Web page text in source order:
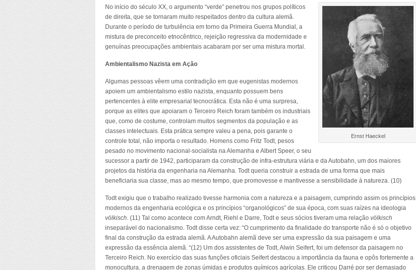
Ernst Haeckel
No início do século XX, o argumento “verde” penetrou nos grupos políticos
de direita, que se tornaram muito respeitados dentro da cultura alemã.
Durante o período de turbulência em torno da Primeira Guerra Mundial, a
mistura de preconceito etnocêntrico, rejeição regressiva da modernidade e
genuínas preocupações ambientais acabaram por ser uma mistura mortal.
Ambientalismo Nazista em Ação
Algumas pessoas vêem uma contradição em que eugenistas modernos
apoiem um ambientalismo estilo nazista, enquanto possuem bens
pertencentes à elite empresarial tecnocrática. Esta não é uma surpresa,
porque as elites que apoiaram o Terceiro Reich foram também os industriais
que, como de costume, controlam muitos segmentos da população e as
classes intelectuais. Esta prática sempre valeu a pena, pois garante o
controle total, não importa o resultado. Homens como Fritz Todt, pesos
pesado no movimento nacional-socialista na Alemanha e Albert Speer, o seu
sucessor a partir de 1942, participaram da construção de infra-estrutura viária e da Autobahn, um dos maiores
projetos da história da engenharia na Alemanha. Todt queria construir a estrada de uma forma que mais
beneficiaria sua classe, mas ao mesmo tempo, que promovesse e mantivesse a sensibilidade à natureza. (10)
Todt exigiu que o trabalho realizado tivesse harmonia com a natureza e a paisagem, cumprindo assim os princípios
modernos da engenharia ecológica e os princípios “organológicos” de sua época, com suas raízes na ideologia
völkisch. (11) Tal como acontece com Arndt, Riehl e Darre, Todt e seus sócios tiveram uma relação völkisch
inseparável do nacionalismo. Todt disse certa vez: “O cumprimento da finalidade do transporte não é só o objetivo
final da construção da estrada alemã. A Autobahn alemã deve ser uma expressão da sua paisagem e uma
expressão da essência alemã. “(12) Um dos assistentes de Todt, Alwin Seifert, foi um defensor da paisagem no
Terceiro Reich. No exercício das suas funções oficiais Seifert destacou a importância da fauna e opôs fortemente a
monocultura, a drenagem de zonas úmidas e produtos químicos agrícolas. Ele criticou Darré por ser demasiado